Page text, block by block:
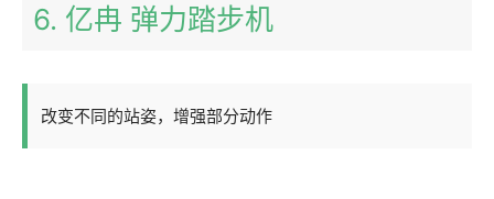
6. 亿冉 弹力踏步机
改变不同的站姿，增强部分动作